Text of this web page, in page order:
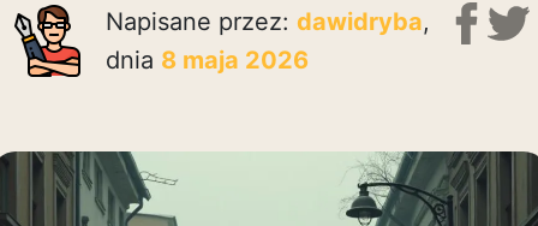
Napisane przez: dawidryba,
dnia 8 maja 2026